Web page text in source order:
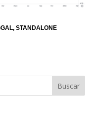
STANDALONE